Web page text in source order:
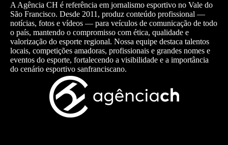
A Agência CH é referência em jornalismo esportivo no Vale do
São Francisco. Desde 2011, produz conteúdo profissional —
notícias, fotos e vídeos — para veículos de comunicação de todo
o país, mantendo o compromisso com ética, qualidade e
valorização do esporte regional. Nossa equipe destaca talentos
locais, competições amadoras, profissionais e grandes nomes e
eventos do esporte, fortalecendo a visibilidade e a importância
do cenário esportivo sanfranciscano.